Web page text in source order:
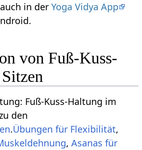
in derYoga Vidya App
von Fuß-Kuss-
Fuß-Kuss-Haltung im
den
.Übungen für Flexibilität,
, Asanas für